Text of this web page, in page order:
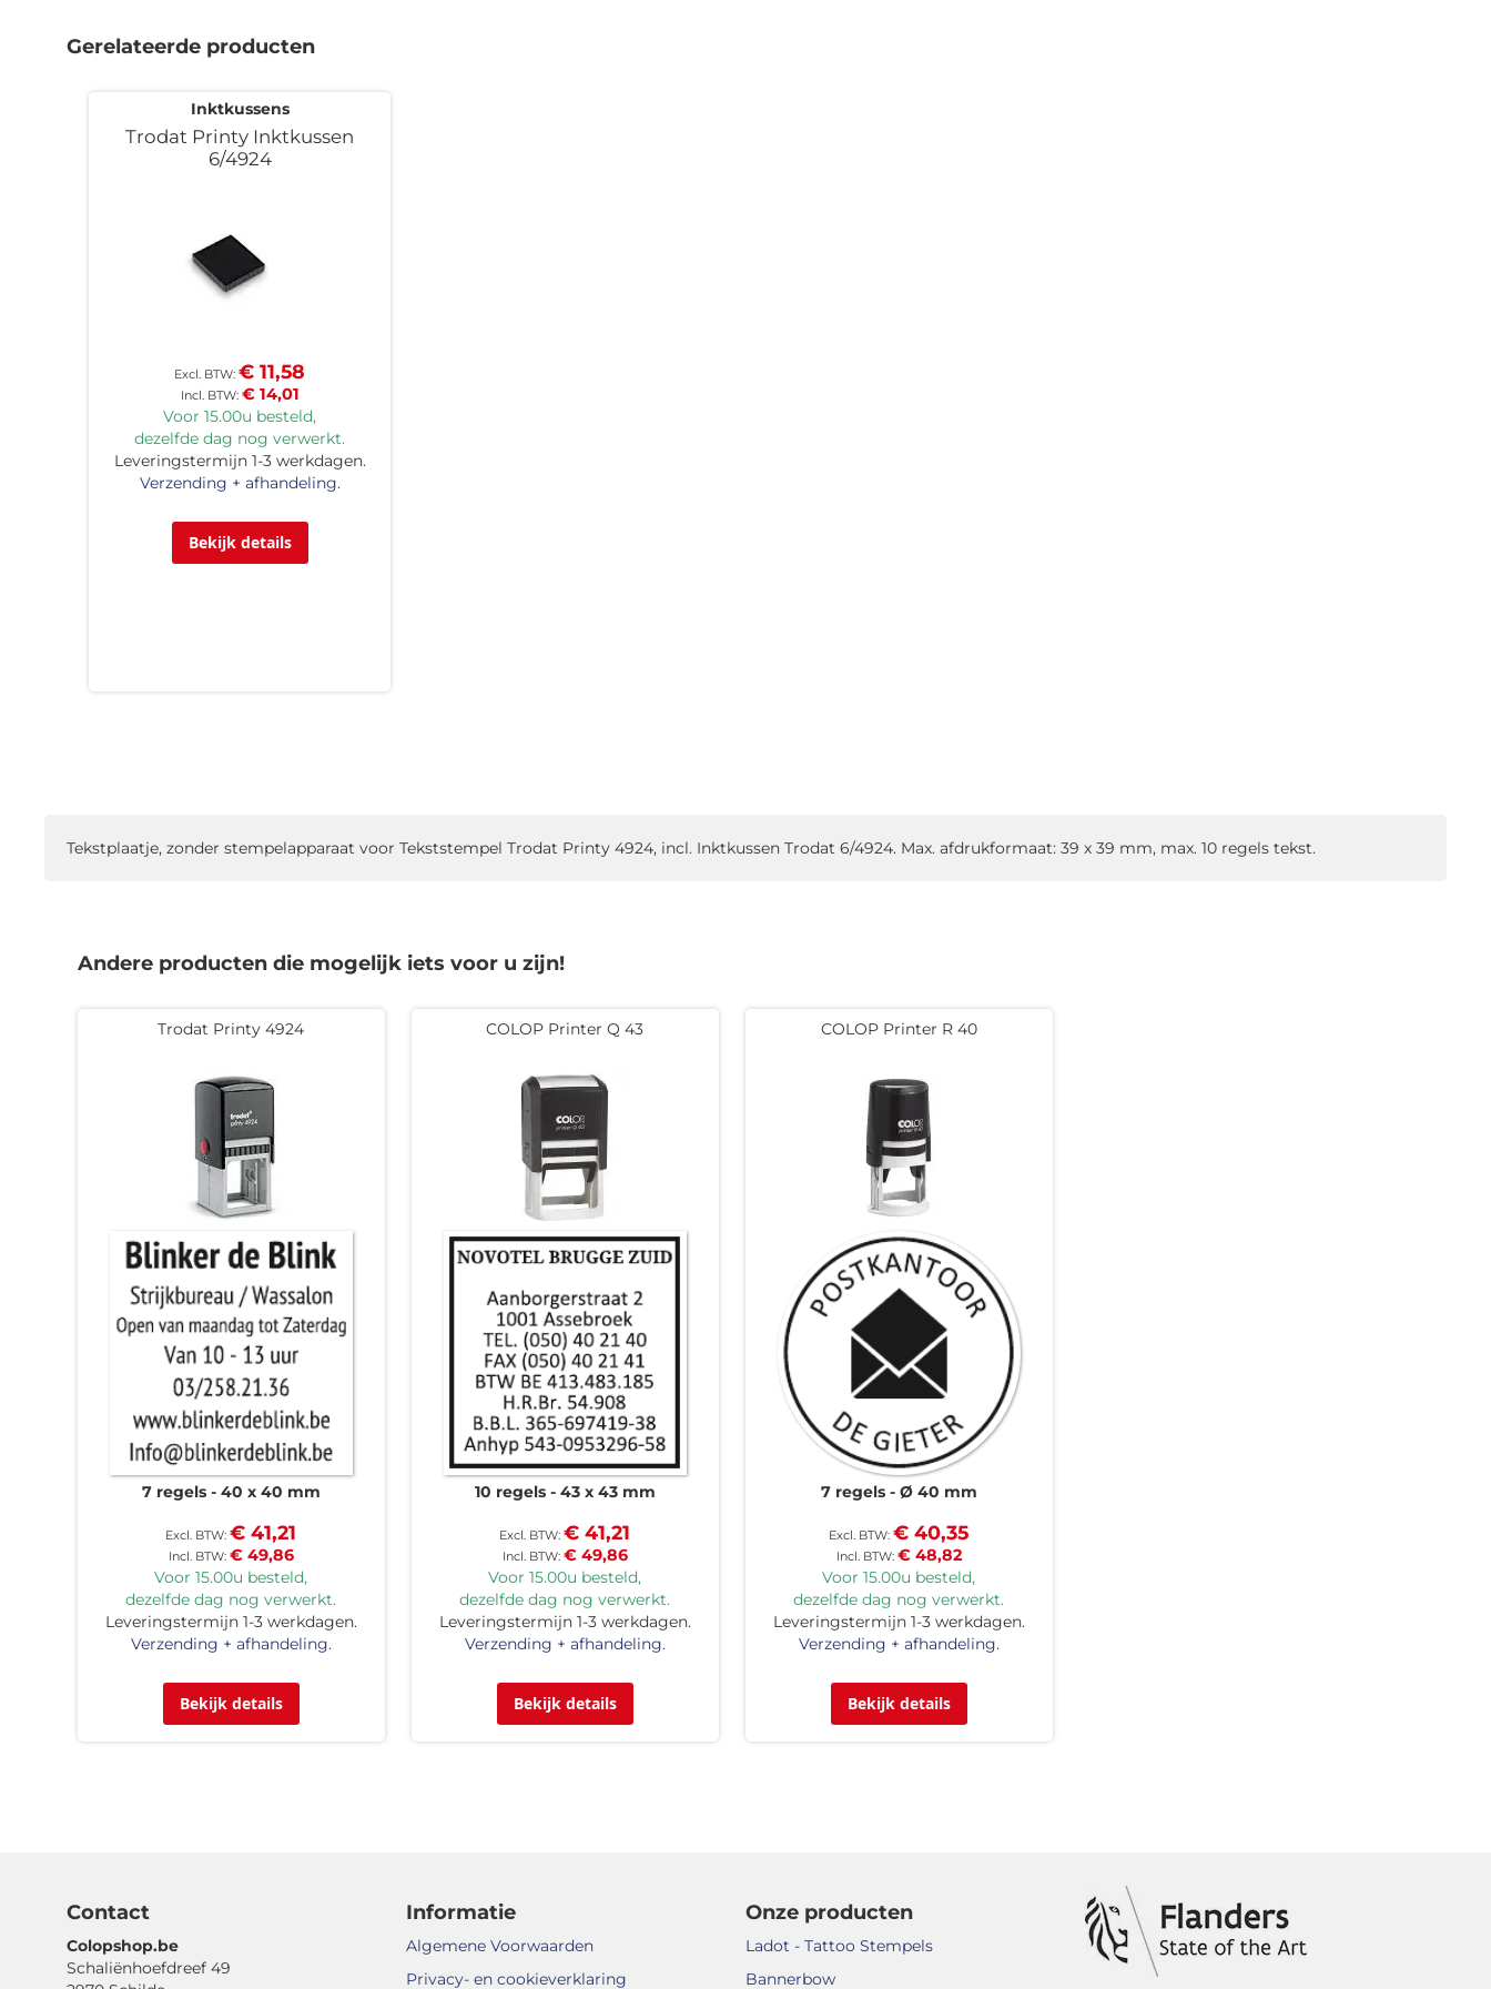
het
afbeeldingen-
Gerelateerde producten
Inktkussens
Trodat Printy Inktkussen
6/4924
€ 14,01
€ 11,58
Voor 15.00u besteld,
dezelfde dag nog verwerkt.
Leveringstermijn 1-3 werkdagen.
Verzending + afhandeling.
Bekijk details
Tekstplaatje, zonder stempelapparaat voor Tekststempel Trodat Printy 4924, incl. Inktkussen Trodat 6/4924. Max. afdrukformaat: 39 x 39 mm, max. 10 regels tekst.
Andere producten die mogelijk iets voor u zijn!
Trodat Printy 4924
7 regels 40 x 40 mm
€ 49,86
€ 41,21
Voor 15.00u besteld,
dezelfde dag nog verwerkt.
Leveringstermijn 1-3 werkdagen.
Verzending + afhandeling.
Bekijk details
COLOP Printer Q 43
10 regels 43 x 43 mm
€ 49,86
€ 41,21
Voor 15.00u besteld,
dezelfde dag nog verwerkt.
Leveringstermijn 1-3 werkdagen.
Verzending + afhandeling.
Bekijk details
COLOP Printer R 40
7 regels Ø 40 mm
€ 48,82
€ 40,35
Voor 15.00u besteld,
dezelfde dag nog verwerkt.
Leveringstermijn 1-3 werkdagen.
Verzending + afhandeling.
Bekijk details
Contact
Colopshop.be
Schaliënhoefdreef 49
Informatie
Algemene Voorwaarden
Privacy- en cookieverklaring
Onze producten
Ladot - Tattoo Stempels
Bannerbow